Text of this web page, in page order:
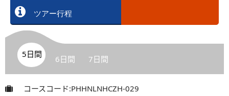
ツアー行程
5日間 6日間 7日間
コースコード:PHHNLNHCZH-029